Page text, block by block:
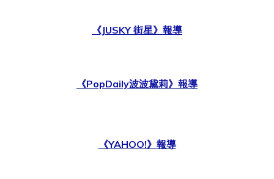
《JUSKY 街星》報導
《PopDaily波波黛莉》報導
《YAHOO!》報導